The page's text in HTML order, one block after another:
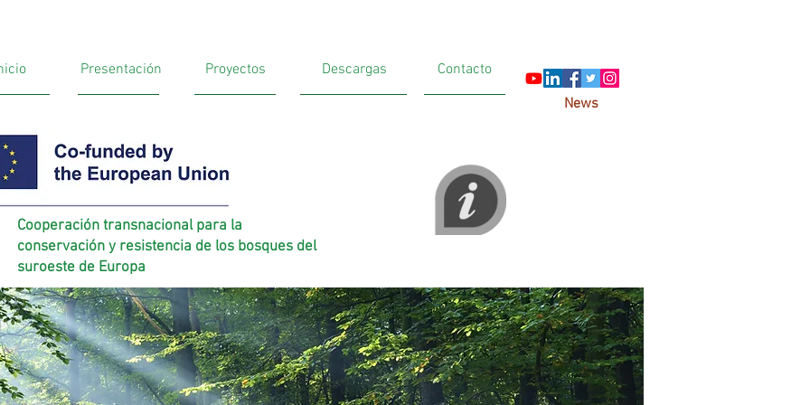
Presentación Proyectos Descargas
Contacto
News
Cooperación transnacional para la
conservación y resistencia de los bosques del
suroeste de Europa